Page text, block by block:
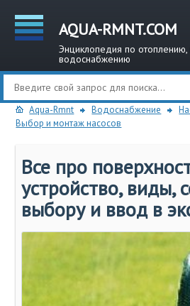
AQUA-RMNT.COM
Энциклопедия по отоплению,
водоснабжению
Aqua-Rmnt Водоснабжение
Выбор и монтаж насосов
Все про
устройство, виды,
выбору и ввод в